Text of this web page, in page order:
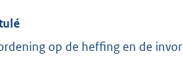
op de heffing en de